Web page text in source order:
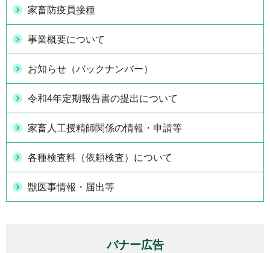
家畜防疫員接種
事業概要について
お知らせ（バックナンバー）
令和4年定期報告書の提出について
家畜人工授精師関係の情報・申請等
各種検査料（依頼検査）について
獣医事情報・届出等
バナー広告